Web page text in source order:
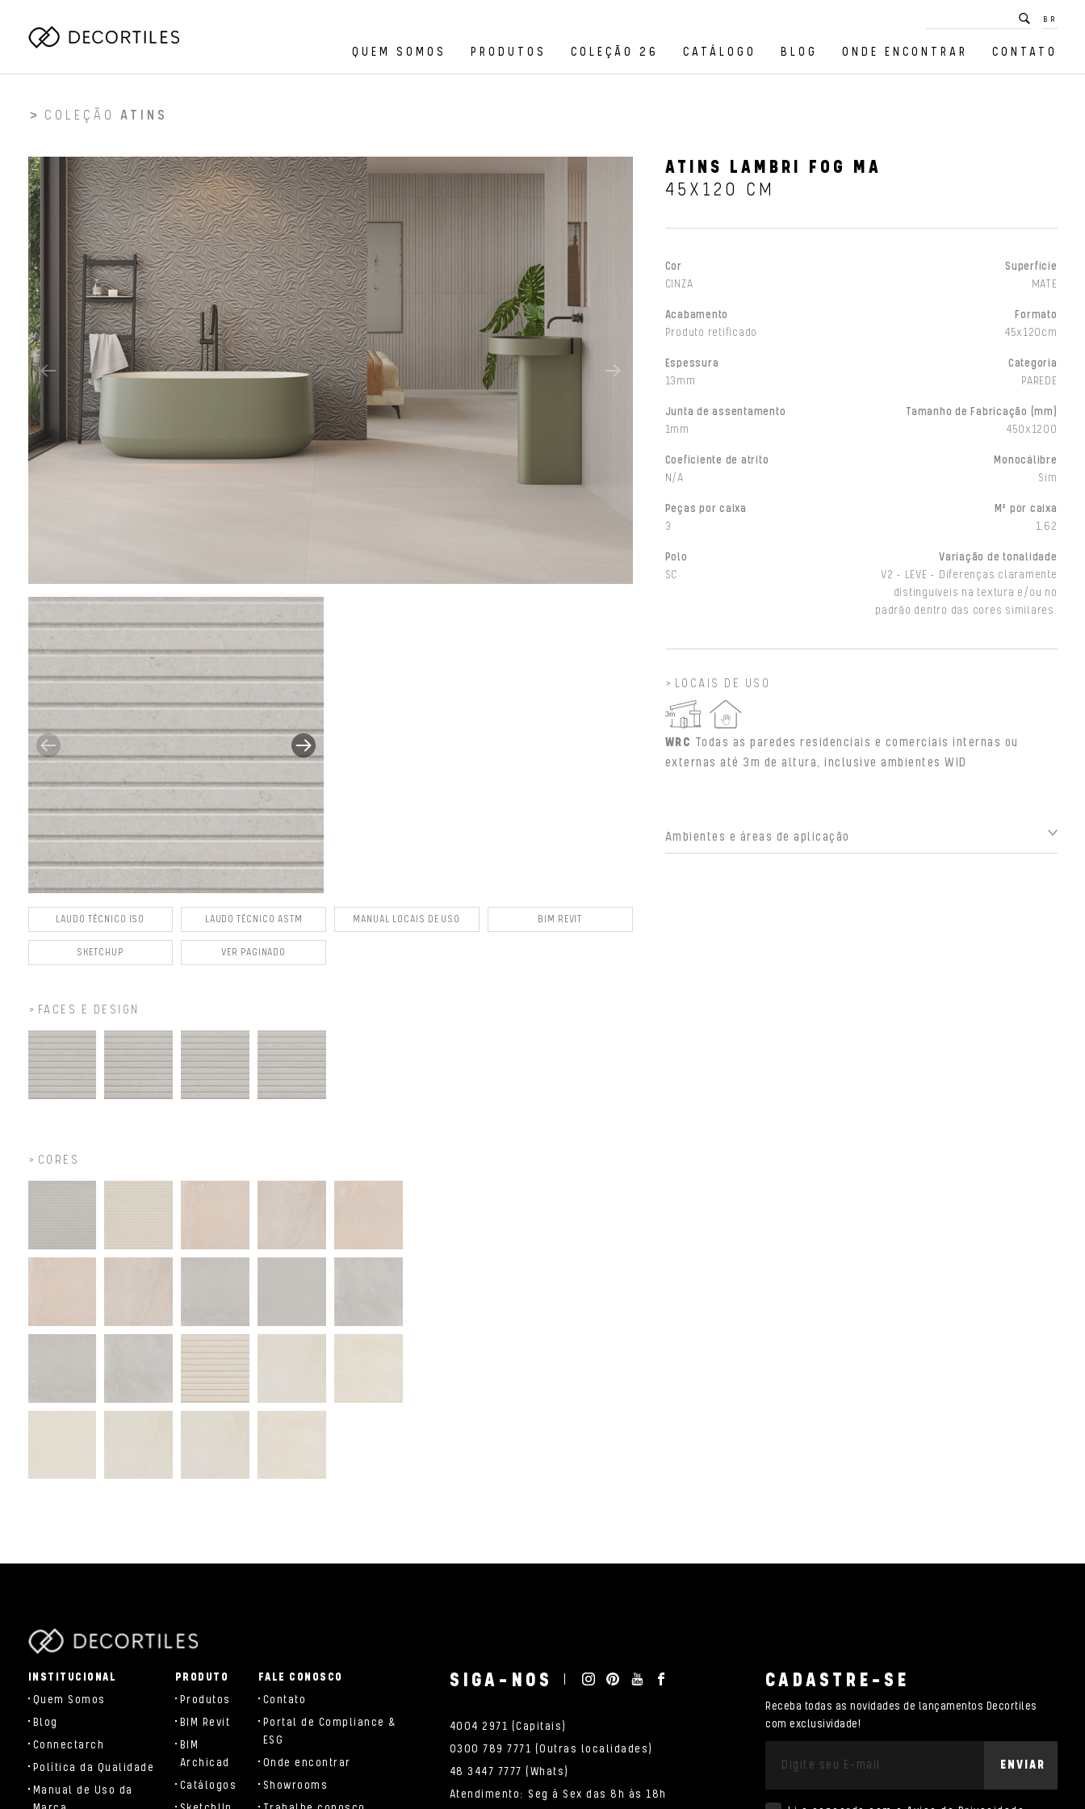
BR
QUEM SOMOS PRODUTOS COLEÇÃO 26 CATÁLOGO BLOG ONDE ENCONTRAR CONTATO
COLEÇÃO ATINS
LAUDO TÉCNICO ISO LAUDO TÉCNICO ASTM MANUAL LOCAIS DE USO BIM REVIT
SKETCHUP VER PAGINADO
FACES E DESIGN
CORES
ATINS LAMBRI FOG MA
45X120 CM
Cor
CINZA
Superfície
MATE
Acabamento
Produto retificado
Formato
45x120cm
Espessura
13mm
Categoria
PAREDE
Junta de assentamento
1mm
Tamanho de Fabricação (mm)
450x1200
Coeficiente de atrito
N/A
Monocálibre
Sim
Peças por caixa
3
M² por caixa
1,62
Polo
SC
Variação de tonalidade
V2 - LEVE - Diferenças claramente
distinguíveis na textura e/ou no
padrão dentro das cores similares.
LOCAIS DE USO
WRC Todas as paredes residenciais e comerciais internas ou
externas até 3m de altura, inclusive ambientes WID
Ambientes e áreas de aplicação
INSTITUCIONAL
Quem Somos
Blog
Connectarch
Política da Qualidade
Manual de Uso da
PRODUTO
Produtos
BIM Revit
BIM
Archicad
Catálogos
FALE CONOSCO
Contato
Portal de Compliance &
ESG
Onde encontrar
Showrooms
SIGA-NOS
4004 2971 (Capitais)
0300 789 7771 (Outras localidades)
48 3447 7777 (Whats)
Atendimento: Seg à Sex das 8h às 18h
CADASTRE-SE
Receba todas as novidades de lançamentos Decortiles
com exclusividade!
ENVIAR